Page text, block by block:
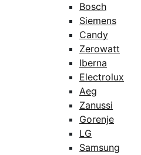
Bosch
Siemens
Candy
Zerowatt
Iberna
Electrolux
Aeg
Zanussi
Gorenje
LG
Samsung